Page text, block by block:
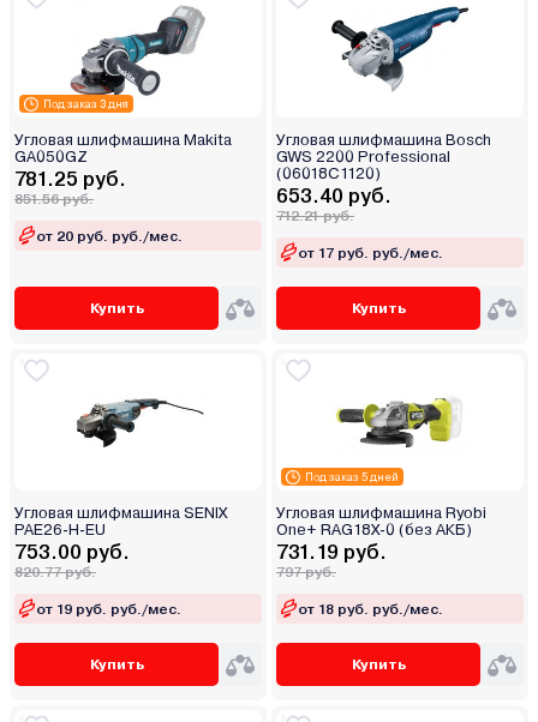
Под заказ 3 дня
Угловая шлифмашина Makita
GA050GZ
781.25 руб.
851.56 руб.
от 20 руб. руб./мес.
Купить
Угловая шлифмашина Bosch
GWS 2200 Professional
(06018C1120)
653.40 руб.
712.21 руб.
от 17 руб. руб./мес.
Купить
Угловая шлифмашина SENIX
PAE26-H-EU
753.00 руб.
820.77 руб.
от 19 руб. руб./мес.
Купить
Под заказ 5 дней
Угловая шлифмашина Ryobi
One+ RAG18X-0 (без АКБ)
731.19 руб.
797 руб.
от 18 руб. руб./мес.
Купить